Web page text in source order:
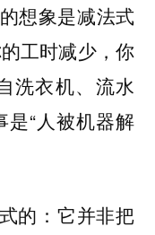
想象是减法式
工时减少，你
洗衣机、流水
“人被机器解
的 ：它并非把